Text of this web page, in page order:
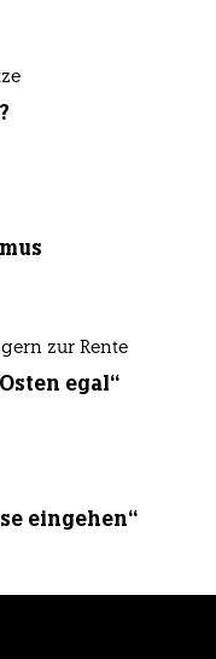
zur Rente
egal“
eingehen“